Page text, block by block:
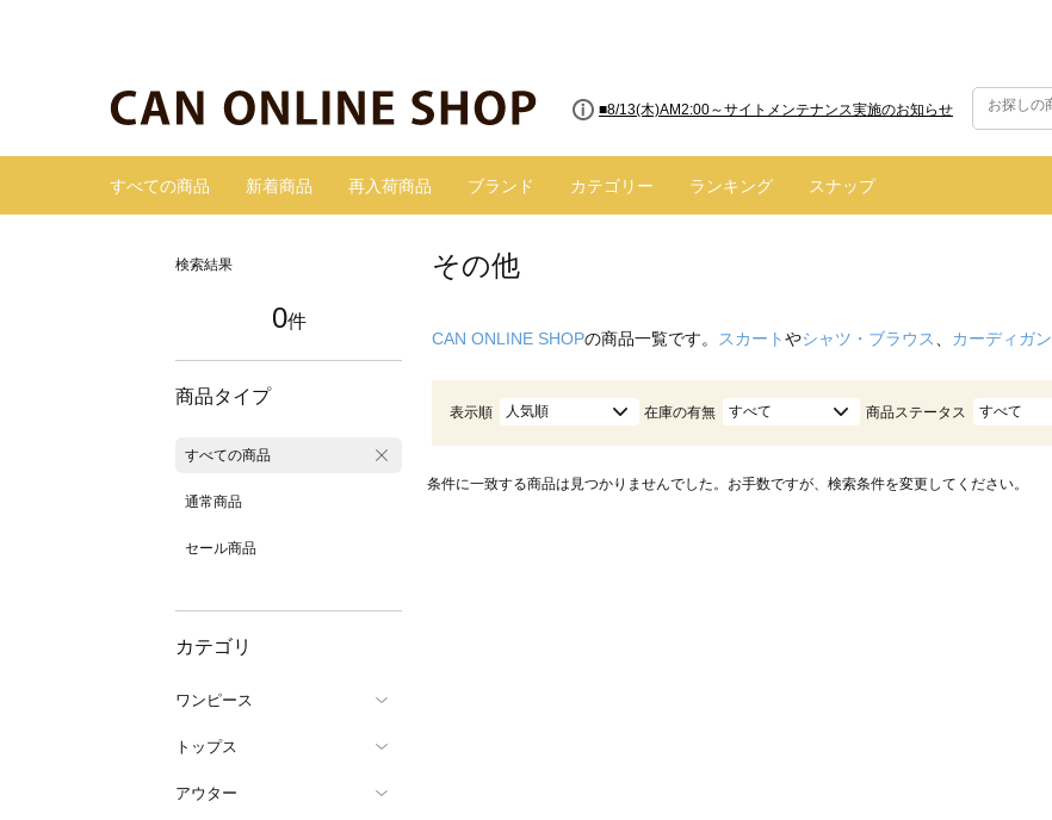
■8/13(木)AM2:00～サイトメンテナンス実施のお知らせ
すべての商品 新着商品 再入荷商品 ブランド カテゴリー ランキング スナップ
検索結果
0件
商品タイプ
すべての商品
通常商品
セール商品
カテゴリ
ワンピース
トップス
アウター
その他
CAN ONLINE SHOPの商品一覧です。 スカートやシャツ・ブラウス カーディガン
表示順 人気順 在庫の有無 すべて 商品ステータス すべて
条件に一致する商品は見つかりませんでした。お手数ですが、検索条件を変更してください。